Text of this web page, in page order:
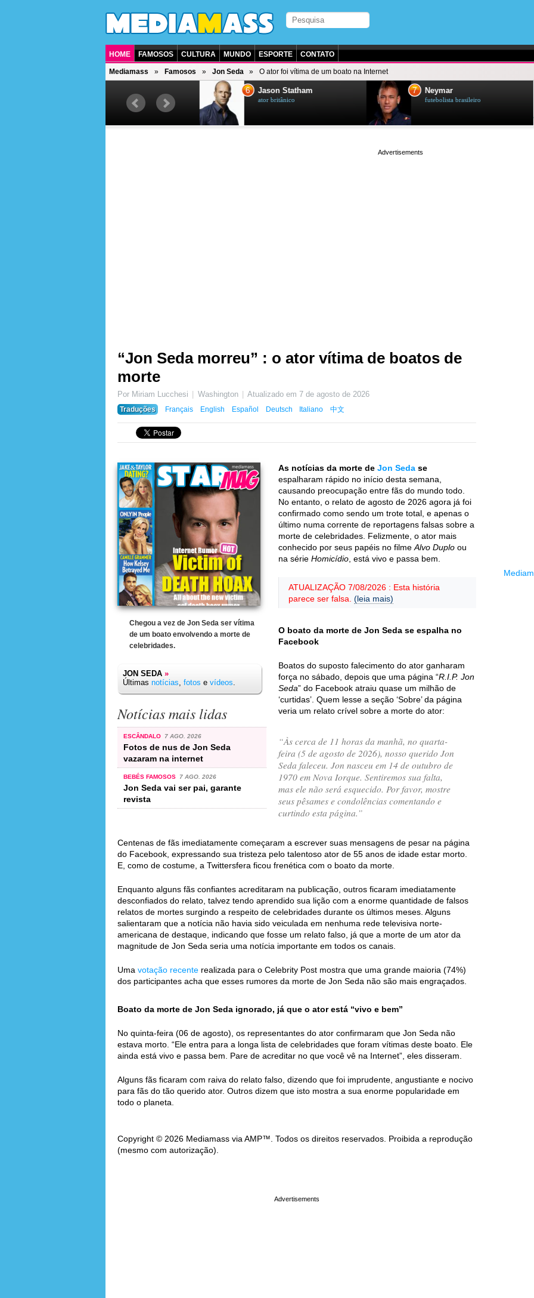
HOME FAMOSOS CULTURA MUNDO ESPORTE CONTATO
Mediamass Famosos Jon Seda O ator foi vítima de um boato na Internet
apresentadora de televisão et
jornalista brasileira
6 Jason Statham
ator britânico
7 Neymar
futebolista brasileiro
“Jon Seda morreu” : o ator vítima de boatos de
morte
Por Miriam Lucchesi Washington Atualizado em 7 de agosto de 2026
Traduções
Français English Español Deutsch Italiano 中文
Chegou a vez de Jon Seda ser vítima
de um boato envolvendo a morte de
celebridades.
JON SEDA »
Últimas notícias, fotos e vídeos.
Notícias mais lidas
ESCÂNDALO 7 AGO. 2026
Fotos de nus de Jon Seda
vazaram na internet
BEBÉS FAMOSOS 7 AGO. 2026
Jon Seda vai ser pai, garante
revista
As notícias da morte de Jon Seda se
espalharam rápido no início desta semana,
causando preocupação entre fãs do mundo todo.
No entanto, o relato de agosto de 2026 agora já foi
confirmado como sendo um trote total, e apenas o
último numa corrente de reportagens falsas sobre a
morte de celebridades. Felizmente, o ator mais
conhecido por seus papéis no filme Alvo Duplo ou
na série Homicídio , está vivo e passa bem.
ATUALIZAÇÃO 7/08/2026 : Esta história
parece ser falsa. (leia mais)
O boato da morte de Jon Seda se espalha no
Facebook
Boatos do suposto falecimento do ator ganharam
força no sábado, depois que uma página “R.I.P. Jon
Seda” do Facebook atraiu quase um milhão de
‘curtidas’. Quem lesse a seção ‘Sobre’ da página
veria um relato crível sobre a morte do ator:
“Às cerca de 11 horas da manhã, no quarta-
feira (5 de agosto de 2026), nosso querido Jon
Seda faleceu. Jon nasceu em 14 de outubro de
1970 em Nova Iorque. Sentiremos sua falta,
mas ele não será esquecido. Por favor, mostre
seus pêsames e condolências comentando e
curtindo esta página.”
Centenas de fãs imediatamente começaram a escrever suas mensagens de pesar na página
do Facebook, expressando sua tristeza pelo talentoso ator de 55 anos de idade estar morto.
E, como de costume, a Twittersfera ficou frenética com o boato da morte.
Enquanto alguns fãs confiantes acreditaram na publicação, outros ficaram imediatamente
desconfiados do relato, talvez tendo aprendido sua lição com a enorme quantidade de falsos
relatos de mortes surgindo a respeito de celebridades durante os últimos meses. Alguns
salientaram que a notícia não havia sido veiculada em nenhuma rede televisiva norte-
americana de destaque, indicando que fosse um relato falso, já que a morte de um ator da
magnitude de Jon Seda seria uma notícia importante em todos os canais.
Uma votação recente realizada para o Celebrity Post mostra que uma grande maioria (74%)
dos participantes acha que esses rumores da morte de Jon Seda não são mais engraçados.
Boato da morte de Jon Seda ignorado, já que o ator está “vivo e bem”
No quinta-feira (06 de agosto), os representantes do ator confirmaram que Jon Seda não
estava morto. “Ele entra para a longa lista de celebridades que foram vítimas deste boato. Ele
ainda está vivo e passa bem. Pare de acreditar no que você vê na Internet”, eles disseram.
Alguns fãs ficaram com raiva do relato falso, dizendo que foi imprudente, angustiante e nocivo
para fãs do tão querido ator. Outros dizem que isto mostra a sua enorme popularidade em
todo o planeta.
Copyright © 2026 Mediamass via AMP™. Todos os direitos reservados. Proibida a reprodução
(mesmo com autorização).